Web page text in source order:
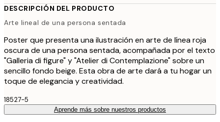
DESCRIPCIÓN DEL PRODUCTO
Arte lineal de una persona sentada
Poster que presenta una ilustración en arte de línea roja
oscura de una persona sentada, acompañada por el texto
"Galleria di figure" y "Atelier di Contemplazione" sobre un
sencillo fondo beige. Esta obra de arte dará a tu hogar un
toque de elegancia y creatividad.
18527-5
Aprende más sobre nuestros productos